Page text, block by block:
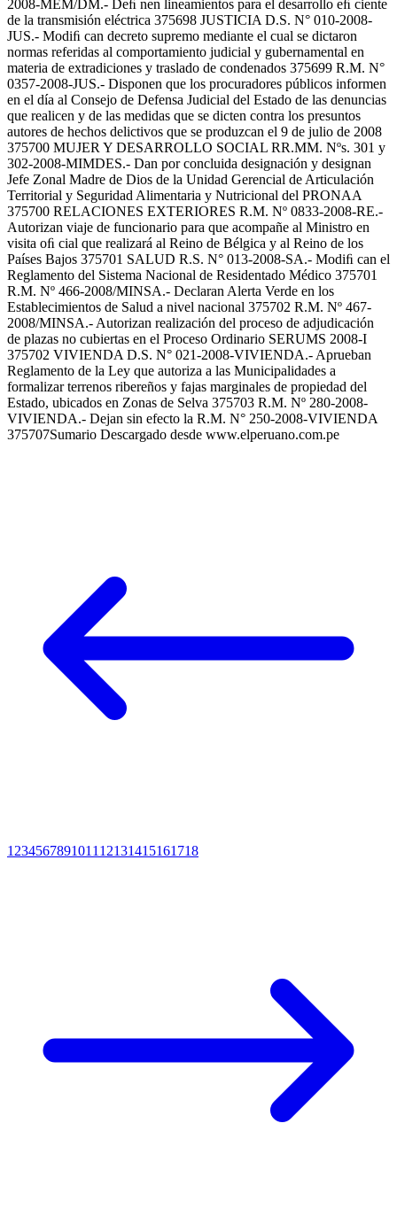
2008-MEM/DM.- Deﬁ nen lineamientos para el desarrollo eﬁ ciente
de la transmisión eléctrica 375698 JUSTICIA D.S. N° 010-2008-
JUS.- Modiﬁ can decreto supremo mediante el cual se dictaron
normas referidas al comportamiento judicial y gubernamental en
materia de extradiciones y traslado de condenados 375699 R.M. N°
0357-2008-JUS.- Disponen que los procuradores públicos informen
en el día al Consejo de Defensa Judicial del Estado de las denuncias
que realicen y de las medidas que se dicten contra los presuntos
autores de hechos delictivos que se produzcan el 9 de julio de 2008
375700 MUJER Y DESARROLLO SOCIAL RR.MM. Nºs. 301 y
302-2008-MIMDES.- Dan por concluida designación y designan
Jefe Zonal Madre de Dios de la Unidad Gerencial de Articulación
Territorial y Seguridad Alimentaria y Nutricional del PRONAA
375700 RELACIONES EXTERIORES R.M. Nº 0833-2008-RE.-
Autorizan viaje de funcionario para que acompañe al Ministro en
visita oﬁ cial que realizará al Reino de Bélgica y al Reino de los
Países Bajos 375701 SALUD R.S. N° 013-2008-SA.- Modiﬁ can el
Reglamento del Sistema Nacional de Residentado Médico 375701
R.M. Nº 466-2008/MINSA.- Declaran Alerta Verde en los
Establecimientos de Salud a nivel nacional 375702 R.M. Nº 467-
2008/MINSA.- Autorizan realización del proceso de adjudicación
de plazas no cubiertas en el Proceso Ordinario SERUMS 2008-I
375702 VIVIENDA D.S. N° 021-2008-VIVIENDA.- Aprueban
Reglamento de la Ley que autoriza a las Municipalidades a
formalizar terrenos ribereños y fajas marginales de propiedad del
Estado, ubicados en Zonas de Selva 375703 R.M. Nº 280-2008-
VIVIENDA.- Dejan sin efecto la R.M. N° 250-2008-VIVIENDA
375707Sumario Descargado desde www.elperuano.com.pe
1 234567891011 12131415161718